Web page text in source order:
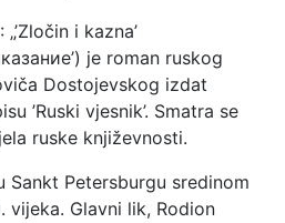
i kazna’
je roman ruskog
Dostojevskog izdat
’Ruski vjesnik’. Smatra se
ruske književnosti.
Sankt Petersburgu sredinom
vijeka. Glavni lik, Rodion